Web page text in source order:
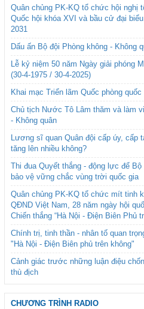
Quân chủng PK-KQ tổ chức hội nghị
Quốc hội khóa XVI và bầu cử đại
2031
Dấu ấn Bộ đội Phòng không - Không
Lễ kỷ niệm 50 năm Ngày giải phóng
(30-4-1975 / 30-4-2025)
Khai mạc Triển lãm Quốc phòng
Chủ tịch Nước Tô Lâm thăm và làm
- Không quân
Lương sĩ quan Quân đội cấp úy,
tăng lên nhiều không?
Thi đua Quyết thắng - động lực để
bảo vệ vững chắc vùng trời quốc gia
Quân chủng PK-KQ tổ chức mít tinh
QĐND Việt Nam, 28 năm ngày hội
Chiến thắng “Hà Nội - Điện Biên Phủ
Chính trị, tinh thần - nhân tố quan
"Hà Nội - Điện Biên phủ trên không"
Cảnh giác trước những luận điệu
thù địch
CHƯƠNG TRÌNH RADIO